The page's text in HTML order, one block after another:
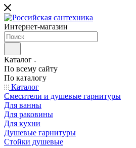
Интернет-магазин
Каталог
По всему сайту
По каталогу
Каталог
Смесители и душевые гарнитуры
Для ванны
Для раковины
Для кухни
Душевые гарнитуры
Стойки душевые